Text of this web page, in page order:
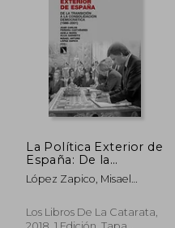
45%
dcto. $ 23.99
La Política Exterior de
España: De la
Transición a la
Consolidación
2001) (Investigación y
Debate)
López Zapico, Misael
María,Pereira Castañares,
Juan Carlos
Los Libros De La Catarata,